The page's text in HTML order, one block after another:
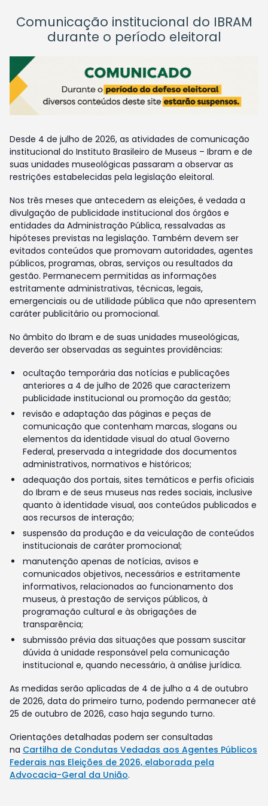
Comunicação institucional do IBRAM
durante o período eleitoral
Desde 4 de julho de 2026, as atividades de comunicação
institucional do Instituto Brasileiro de Museus – Ibram e de
suas unidades museológicas passaram a observar as
restrições estabelecidas pela legislação eleitoral.
Nos três meses que antecedem as eleições, é vedada a
divulgação de publicidade institucional dos órgãos e
entidades da Administração Pública, ressalvadas as
hipóteses previstas na legislação. Também devem ser
evitados conteúdos que promovam autoridades, agentes
públicos, programas, obras, serviços ou resultados da
gestão. Permanecem permitidas as informações
estritamente administrativas, técnicas, legais,
emergenciais ou de utilidade pública que não apresentem
caráter publicitário ou promocional.
No âmbito do Ibram e de suas unidades museológicas,
deverão ser observadas as seguintes providências:
ocultação temporária das notícias e publicações
anteriores a 4 de julho de 2026 que caracterizem
publicidade institucional ou promoção da gestão;
revisão e adaptação das páginas e peças de
comunicação que contenham marcas, slogans ou
elementos da identidade visual do atual Governo
Federal, preservada a integridade dos documentos
administrativos, normativos e históricos;
adequação dos portais, sites temáticos e perfis oficiais
do Ibram e de seus museus nas redes sociais, inclusive
quanto à identidade visual, aos conteúdos publicados e
aos recursos de interação;
suspensão da produção e da veiculação de conteúdos
institucionais de caráter promocional;
manutenção apenas de notícias, avisos e
comunicados objetivos, necessários e estritamente
informativos, relacionados ao funcionamento dos
museus, à prestação de serviços públicos, à
programação cultural e às obrigações de
transparência;
submissão prévia das situações que possam suscitar
dúvida à unidade responsável pela comunicação
institucional e, quando necessário, à análise jurídica.
As medidas serão aplicadas de 4 de julho a 4 de outubro
de 2026, data do primeiro turno, podendo permanecer até
25 de outubro de 2026, caso haja segundo turno.
Orientações detalhadas podem ser consultadas
na Cartilha de Condutas Vedadas aos Agentes Públicos
Federais nas Eleições de 2026, elaborada pela
Advocacia-Geral da União.